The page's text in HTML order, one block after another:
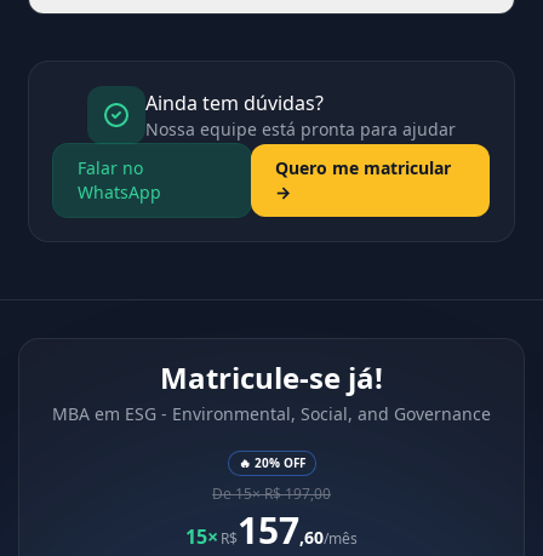
Ainda tem dúvidas?
Nossa equipe está pronta para ajudar
Falar no
WhatsApp
Quero me matricular
→
Matricule-se já!
MBA em ESG - Environmental, Social, and Governance
🔥 20% OFF
De 15× R$ 197,00
15× R$157,60/mês